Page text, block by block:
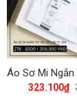
323.100₫